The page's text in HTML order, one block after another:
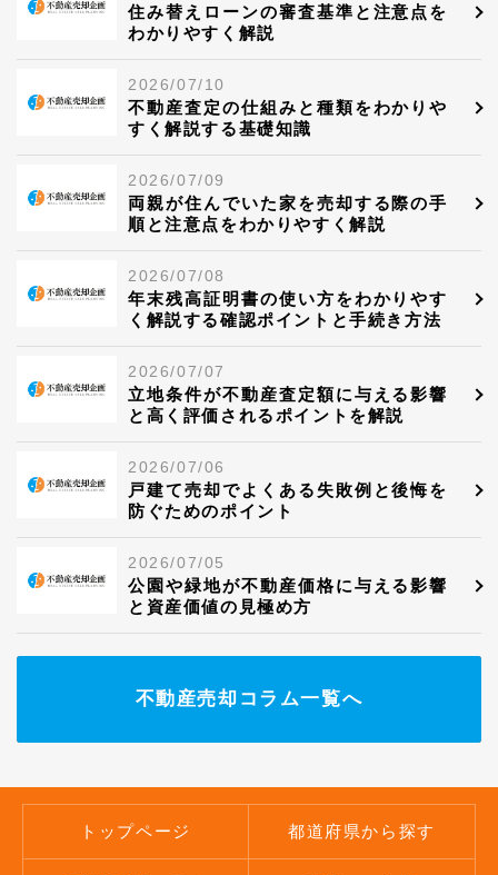
住み替えローンの審査基準と注意点を
わかりやすく解説
2026/07/10
不動産査定の仕組みと種類をわかりや
すく解説する基礎知識
2026/07/09
両親が住んでいた家を売却する際の手
順と注意点をわかりやすく解説
2026/07/08
年末残高証明書の使い方をわかりやす
く解説する確認ポイントと手続き方法
2026/07/07
立地条件が不動産査定額に与える影響
と高く評価されるポイントを解説
2026/07/06
戸建て売却でよくある失敗例と後悔を
防ぐためのポイント
2026/07/05
公園や緑地が不動産価格に与える影響
と資産価値の見極め方
不動産売却コラム一覧へ
トップページ 都道府県から探す